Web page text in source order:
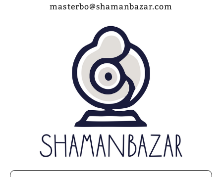
masterbo@shamanbazar.com